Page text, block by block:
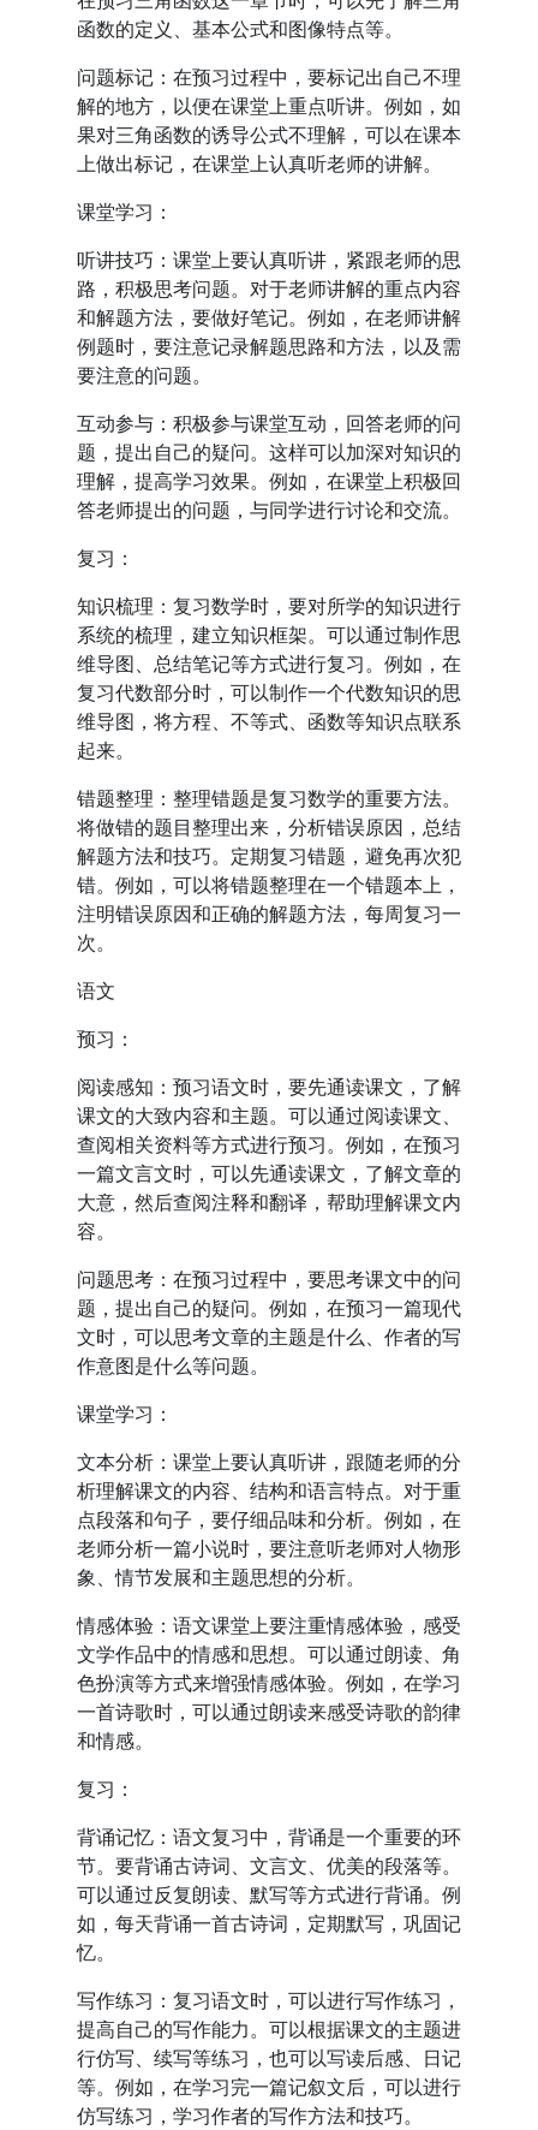
函数的定义、基本公式和图像特点等。
问题标记：在预习过程中，要标记出自己不理
解的地方，以便在课堂上重点听讲。例如，如
果对三角函数的诱导公式不理解，可以在课本
上做出标记，在课堂上认真听老师的讲解。
课堂学习：
听讲技巧：课堂上要认真听讲，紧跟老师的思
路，积极思考问题。对于老师讲解的重点内容
和解题方法，要做好笔记。例如，在老师讲解
例题时，要注意记录解题思路和方法，以及需
要注意的问题。
互动参与：积极参与课堂互动，回答老师的问
题，提出自己的疑问。这样可以加深对知识的
理解，提高学习效果。例如，在课堂上积极回
答老师提出的问题，与同学进行讨论和交流。
复习：
知识梳理：复习数学时，要对所学的知识进行
系统的梳理，建立知识框架。可以通过制作思
维导图、总结笔记等方式进行复习。例如，在
复习代数部分时，可以制作一个代数知识的思
维导图，将方程、不等式、函数等知识点联系
起来。
错题整理：整理错题是复习数学的重要方法。
将做错的题目整理出来，分析错误原因，总结
解题方法和技巧。定期复习错题，避免再次犯
错。例如，可以将错题整理在一个错题本上，
注明错误原因和正确的解题方法，每周复习一
次。
语文
预习：
阅读感知：预习语文时，要先通读课文，了解
课文的大致内容和主题。可以通过阅读课文、
查阅相关资料等方式进行预习。例如，在预习
一篇文言文时，可以先通读课文，了解文章的
大意，然后查阅注释和翻译，帮助理解课文内
容。
问题思考：在预习过程中，要思考课文中的问
题，提出自己的疑问。例如，在预习一篇现代
文时，可以思考文章的主题是什么、作者的写
作意图是什么等问题。
课堂学习：
文本分析：课堂上要认真听讲，跟随老师的分
析理解课文的内容、结构和语言特点。对于重
点段落和句子，要仔细品味和分析。例如，在
老师分析一篇小说时，要注意听老师对人物形
象、情节发展和主题思想的分析。
情感体验：语文课堂上要注重情感体验，感受
文学作品中的情感和思想。可以通过朗读、角
色扮演等方式来增强情感体验。例如，在学习
一首诗歌时，可以通过朗读来感受诗歌的韵律
和情感。
复习：
背诵记忆：语文复习中，背诵是一个重要的环
节。要背诵古诗词、文言文、优美的段落等。
可以通过反复朗读、默写等方式进行背诵。例
如，每天背诵一首古诗词，定期默写，巩固记
忆。
写作练习：复习语文时，可以进行写作练习，
提高自己的写作能力。可以根据课文的主题进
行仿写、续写等练习，也可以写读后感、日记
等。例如，在学习完一篇记叙文后，可以进行
仿写练习，学习作者的写作方法和技巧。